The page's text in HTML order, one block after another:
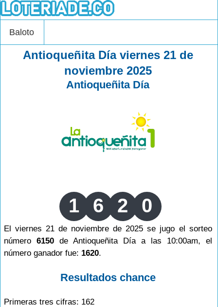
Baloto
Antioqueñita Día viernes 21 de
noviembre 2025
Antioqueñita Día
1 6 2 0
El viernes 21 de noviembre de 2025 se jugo el sorteo
número 6150de Antioqueñita Día a las 10:00am, el
número ganador fue: 1620.
Resultados chance
Primeras tres cifras: 162